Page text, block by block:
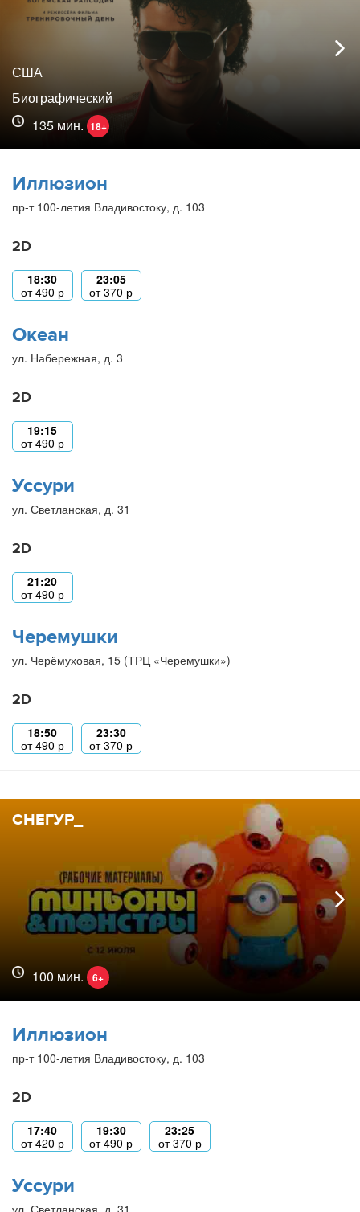
США
Биографический
135 мин. 18+
Иллюзион
пр-т 100-летия Владивостоку, д. 103
2D
18:30
от490 р
23:05
от370 р
Океан
ул. Набережная, д. 3
2D
19:15
от490 р
Уссури
ул. Светланская, д. 31
2D
21:20
от490 р
Черемушки
ул. Черёмуховая, 15 (ТРЦ «Черемушки»)
2D
18:50
от490 р
23:30
от370 р
СНЕГУР_
100 мин. 6+
Иллюзион
пр-т 100-летия Владивостоку, д. 103
2D
17:40
от420 р
19:30
от490 р
23:25
от370 р
Уссури
ул. Светланская, д. 31